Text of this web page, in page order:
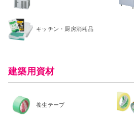
キッチン・厨房消耗品
建築用資材
養生テープ